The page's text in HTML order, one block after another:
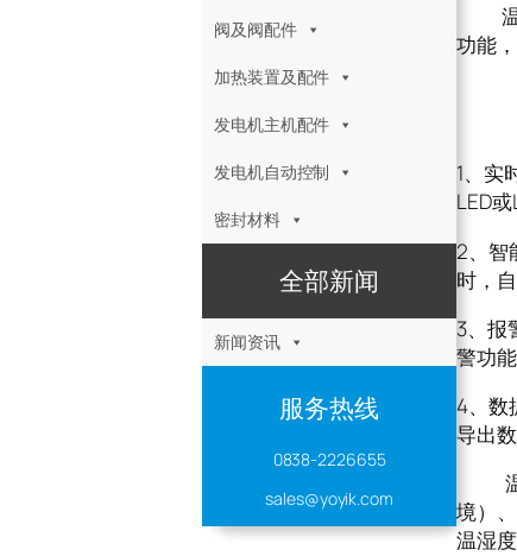
阀及阀配件
加热装置及配件
发电机主机配件
发电机自动控制
密封材料
全部新闻
新闻资讯
服务热线
0838-2226655
sales@yoyik.com
温湿
功能
1、实
LED
2、智
时，
3、报
警功
4、数
导出
温湿
境）
温湿